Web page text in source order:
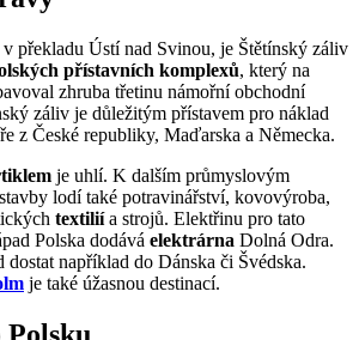
překladu Ústí nad Svinou, je Štětínský záliv
přístavních komplexů, který na
zhruba třetinu námořní obchodní
záliv je důležitým přístavem pro náklad
z České republiky, Maďarska a Německa.
je uhlí. K dalším průmyslovým
lodí také potravinářství, kovovýroba,
textiliía strojů. Elektřinu pro tato
Polska dodává elektrárna Dolná Odra.
dostat například do Dánska či Švédska.
je také úžasnou destinací.